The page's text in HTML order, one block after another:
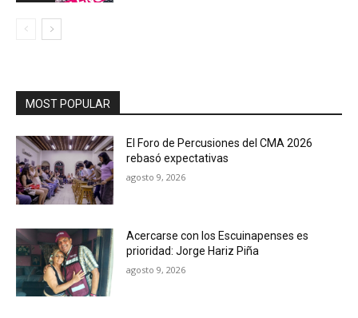
MOST POPULAR
El Foro de Percusiones del CMA 2026
rebasó expectativas
agosto 9, 2026
Acercarse con los Escuinapenses es
prioridad: Jorge Hariz Piña
agosto 9, 2026